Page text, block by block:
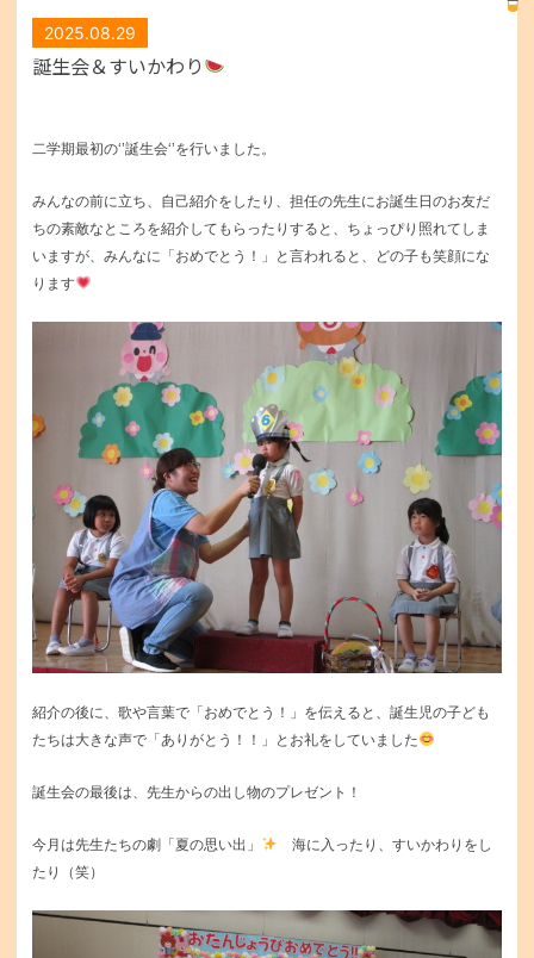
2025.08.29
誕生会＆すいかわり
二学期最初の‘’誕生会‘’を行いました。
みんなの前に立ち、自己紹介をしたり、担任の先生にお誕生日のお友だ
ちの素敵なところを紹介してもらったりすると、ちょっぴり照れてしま
いますが、みんなに「おめでとう！」と言われると、どの子も笑顔にな
ります
紹介の後に、歌や言葉で「おめでとう！」を伝えると、誕生児の子ども
たちは大きな声で「ありがとう！！」とお礼をしていました
誕生会の最後は、先生からの出し物のプレゼント！
今月は先生たちの劇「夏の思い出」
海に入ったり、すいかわりをし
たり（笑）